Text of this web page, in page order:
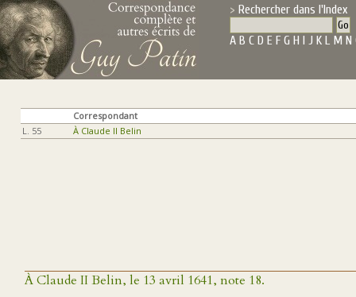
Rechercher dans l'Index
A B C D E F G H I J K L M N